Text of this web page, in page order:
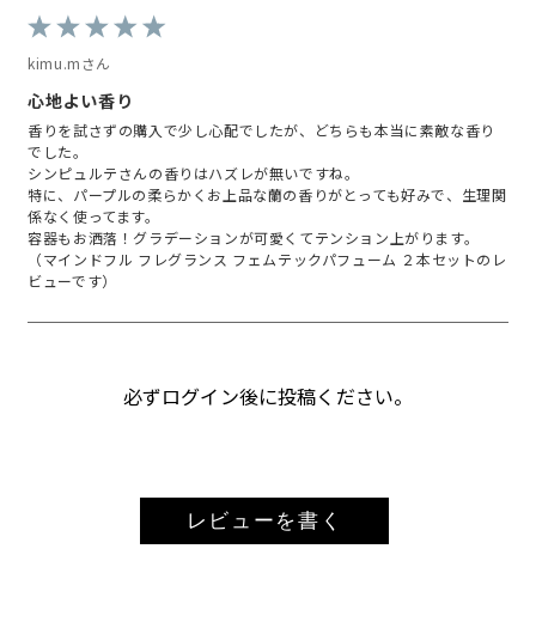
kimu.mさん
心地よい香り
香りを試さずの購入で少し心配でしたが、どちらも本当に素敵な香り
でした。
シンピュルテさんの香りはハズレが無いですね。
特に、パープルの柔らかくお上品な蘭の香りがとっても好みで、生理関
係なく使ってます。
容器もお洒落！グラデーションが可愛くてテンション上がります。
（マインドフル フレグランス フェムテックパフューム ２本セットのレ
ビューです）
必ずログイン後に投稿ください。
レビューを書く